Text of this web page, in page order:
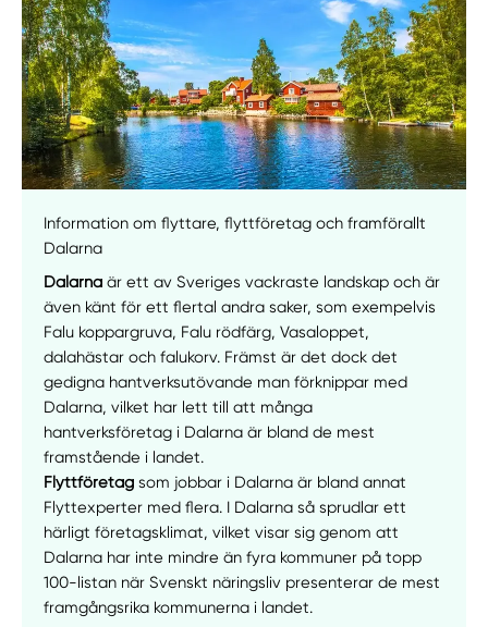
Information om flyttare, flyttföretag och framförallt
Dalarna
Dalarna är ett av Sveriges vackraste landskap och är
även känt för ett flertal andra saker, som exempelvis
Falu koppargruva, Falu rödfärg, Vasaloppet,
dalahästar och falukorv. Främst är det dock det
gedigna hantverksutövande man förknippar med
Dalarna, vilket har lett till att många
hantverksföretag i Dalarna är bland de mest
framstående i landet.
Flyttföretag som jobbar i Dalarna är bland annat
Flyttexperter med flera. I Dalarna så sprudlar ett
härligt företagsklimat, vilket visar sig genom att
Dalarna har inte mindre än fyra kommuner på topp
100-listan när Svenskt näringsliv presenterar de mest
framgångsrika kommunerna i landet.